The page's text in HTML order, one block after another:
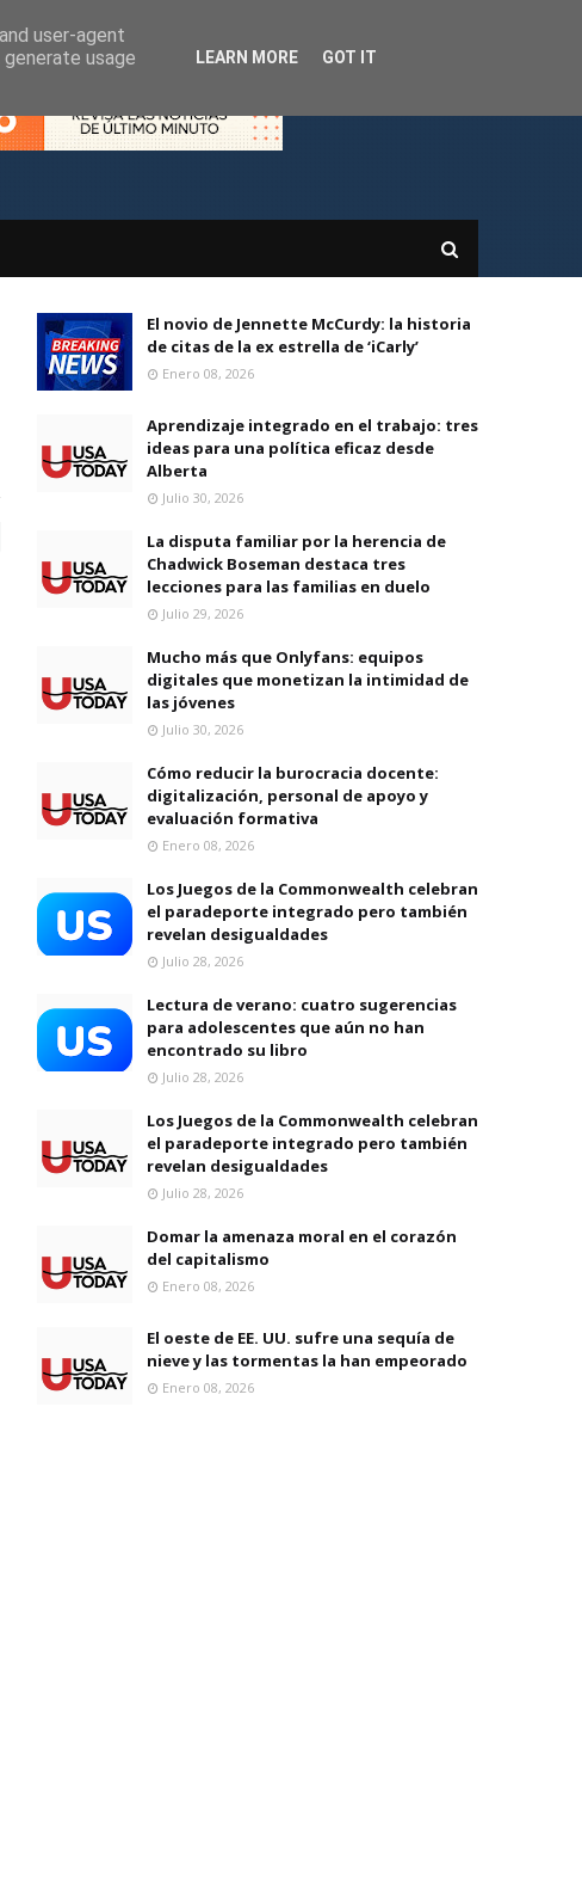
El novio de Jennette McCurdy: la historia
de citas de la ex estrella de ‘iCarly’
Enero 08, 2026
Aprendizaje integrado en el trabajo: tres
ideas para una política eficaz desde
Alberta
Julio 30, 2026
La disputa familiar por la herencia de
Chadwick Boseman destaca tres
lecciones para las familias en duelo
Julio 29, 2026
Mucho más que Onlyfans: equipos
digitales que monetizan la intimidad de
las jóvenes
Julio 30, 2026
Cómo reducir la burocracia docente:
digitalización, personal de apoyo y
evaluación formativa
Enero 08, 2026
Los Juegos de la Commonwealth celebran
el paradeporte integrado pero también
revelan desigualdades
Julio 28, 2026
Lectura de verano: cuatro sugerencias
para adolescentes que aún no han
encontrado su libro
Julio 28, 2026
Los Juegos de la Commonwealth celebran
el paradeporte integrado pero también
revelan desigualdades
Julio 28, 2026
Domar la amenaza moral en el corazón
del capitalismo
Enero 08, 2026
El oeste de EE. UU. sufre una sequía de
nieve y las tormentas la han empeorado
Enero 08, 2026
user-agent
usage
LEARN MORE GOT IT